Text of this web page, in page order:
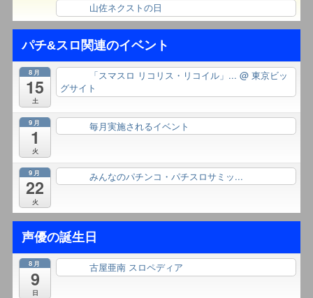
山佐ネクストの日
パチ&スロ関連のイベント
8月
15
土
「スマスロ リコリス・リコイル」... @ 東京ビッ
グサイト
9月
1
火
毎月実施されるイベント
9月
22
火
みんなのパチンコ・パチスロサミッ...
声優の誕生日
8月
9
日
古屋亜南 スロペディア